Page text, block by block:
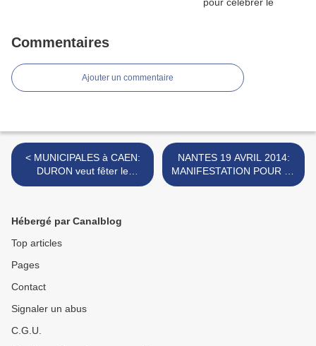
Commentaires
Ajouter un commentaire
< MUNICIPALES à CAEN:
DURON veut fêter le
950ème anniversaire de la
NANTES 19 AVRIL 2014:
MANIFESTATION POUR LA
REUNIFICATION DE LA
Hébergé par Canalblog
Top articles
Pages
Contact
Signaler un abus
C.G.U.